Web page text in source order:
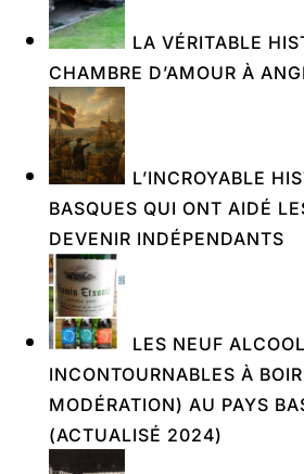
LA VÉRITABLE
CHAMBRE D’AMOUR À
L’INCROYABLE
BASQUES QUI ONT AIDÉ
DEVENIR INDÉPENDANTS
LES NEUF
INCONTOURNABLES À
MODÉRATION) AU PAYS
(ACTUALISÉ 2024)